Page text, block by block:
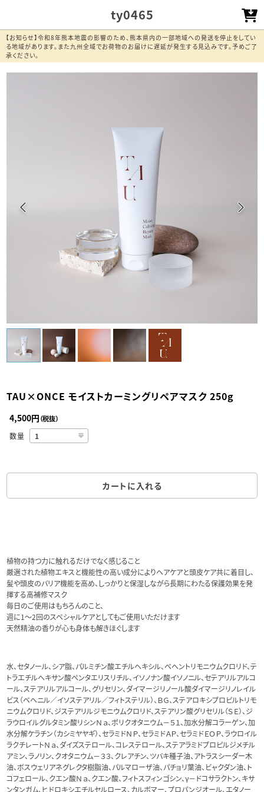
ty0465
【お知らせ】令和8年熊本地震の影響のため、熊本県内の一部地域への発送を停止をしてい
る地域があります。また九州全域でお荷物のお届けに遅延が発生する見込みです。予めご了
承ください。
TAU×ONCE モイストカーミングリペアマスク 250g
4,500円（税抜）
数量
カートに入れる
植物の持つ力に触れるだけでなく感じること
厳選された植物エキスと機能性の高い成分によりヘアケアと頭皮ケア共に着目し、
髪や頭皮のバリア機能を高め、しっかりと保湿しながら長期にわたる保護効果を発
揮する高補修マスク
毎日のご使用はもちろんのこと、
週に1〜2回のスペシャルケアとしてもご使用いただけます
天然精油の香りが心も身体も解きほぐします
水、セタノール、シア脂、パルミチン酸エチルヘキシル、ベヘントリモニウムクロリド、テ
トラエチルヘキサン酸ペンタエリスリチル、イソノナン酸イソノニル、セテアリルアルコ
ール、ステアリルアルコール、グリセリン、ダイマージリノール酸ダイマージリノレイル
ビス（ベヘニル／イソステアリル／フィトステリル）、ＢＧ、ステアロキシプロピルトリモ
ニウムクロリド、ジステアリルジモニウムクロリド、ステアリン酸グリセリル（ＳＥ）、ジ
ラウロイルグルタミン酸リシンＮａ、ポリクオタニウム－５１、加水分解コラーゲン、加
水分解ケラチン（カシミヤヤギ）、セラミドＮＰ、セラミドＡＰ、セラミドＥＯＰ、ラウロイル
ラクチレートＮａ、ダイズステロール、コレステロール、ステアラミドプロピルジメチル
アミン、ラノリン、クオタニウム－３３、クレアチン、ツバキ種子油、アトラスシーダー木
油、ボスウェリアネグレクタ樹脂油、パルマローザ油、パチョリ葉油、ビャクダン油、ト
コフェロール、クエン酸Ｎａ、クエン酸、フィトスフィンゴシン、γ－ドコサラクトン、キサ
ンタンガム、ヒドロキシエチルセルロース、カルボマー、プロパンジオール、エタノー